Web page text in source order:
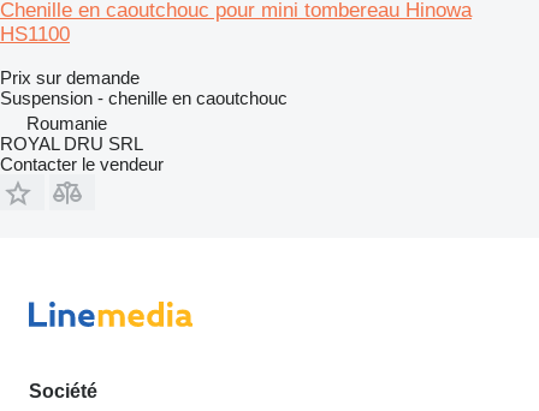
Chenille en caoutchouc pour mini tombereau Hinowa
HS1100
Prix sur demande
Suspension - chenille en caoutchouc
Roumanie
ROYAL DRU SRL
Contacter le vendeur
Société